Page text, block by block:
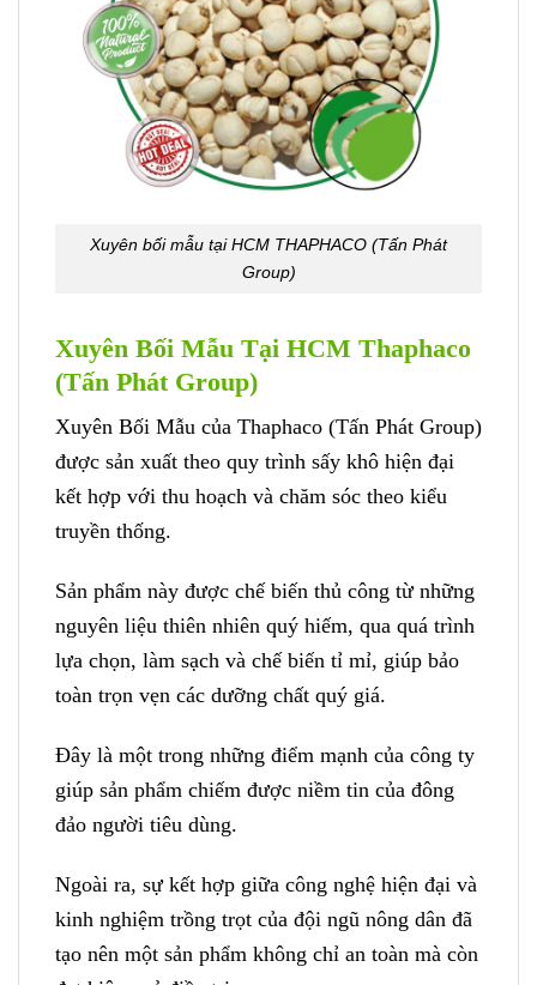
Xuyên bối mẫu tại HCM THAPHACO (Tấn Phát
Group)
Xuyên Bối Mẫu Tại HCM Thaphaco
(Tấn Phát Group)
Xuyên Bối Mẫu của Thaphaco (Tấn Phát Group)
được sản xuất theo quy trình sấy khô hiện đại
kết hợp với thu hoạch và chăm sóc theo kiểu
truyền thống.
Sản phẩm này được chế biến thủ công từ những
nguyên liệu thiên nhiên quý hiếm, qua quá trình
lựa chọn, làm sạch và chế biến tỉ mỉ, giúp bảo
toàn trọn vẹn các dưỡng chất quý giá.
Đây là một trong những điểm mạnh của công ty
giúp sản phẩm chiếm được niềm tin của đông
đảo người tiêu dùng.
Ngoài ra, sự kết hợp giữa công nghệ hiện đại và
kinh nghiệm trồng trọt của đội ngũ nông dân đã
tạo nên một sản phẩm không chỉ an toàn mà còn